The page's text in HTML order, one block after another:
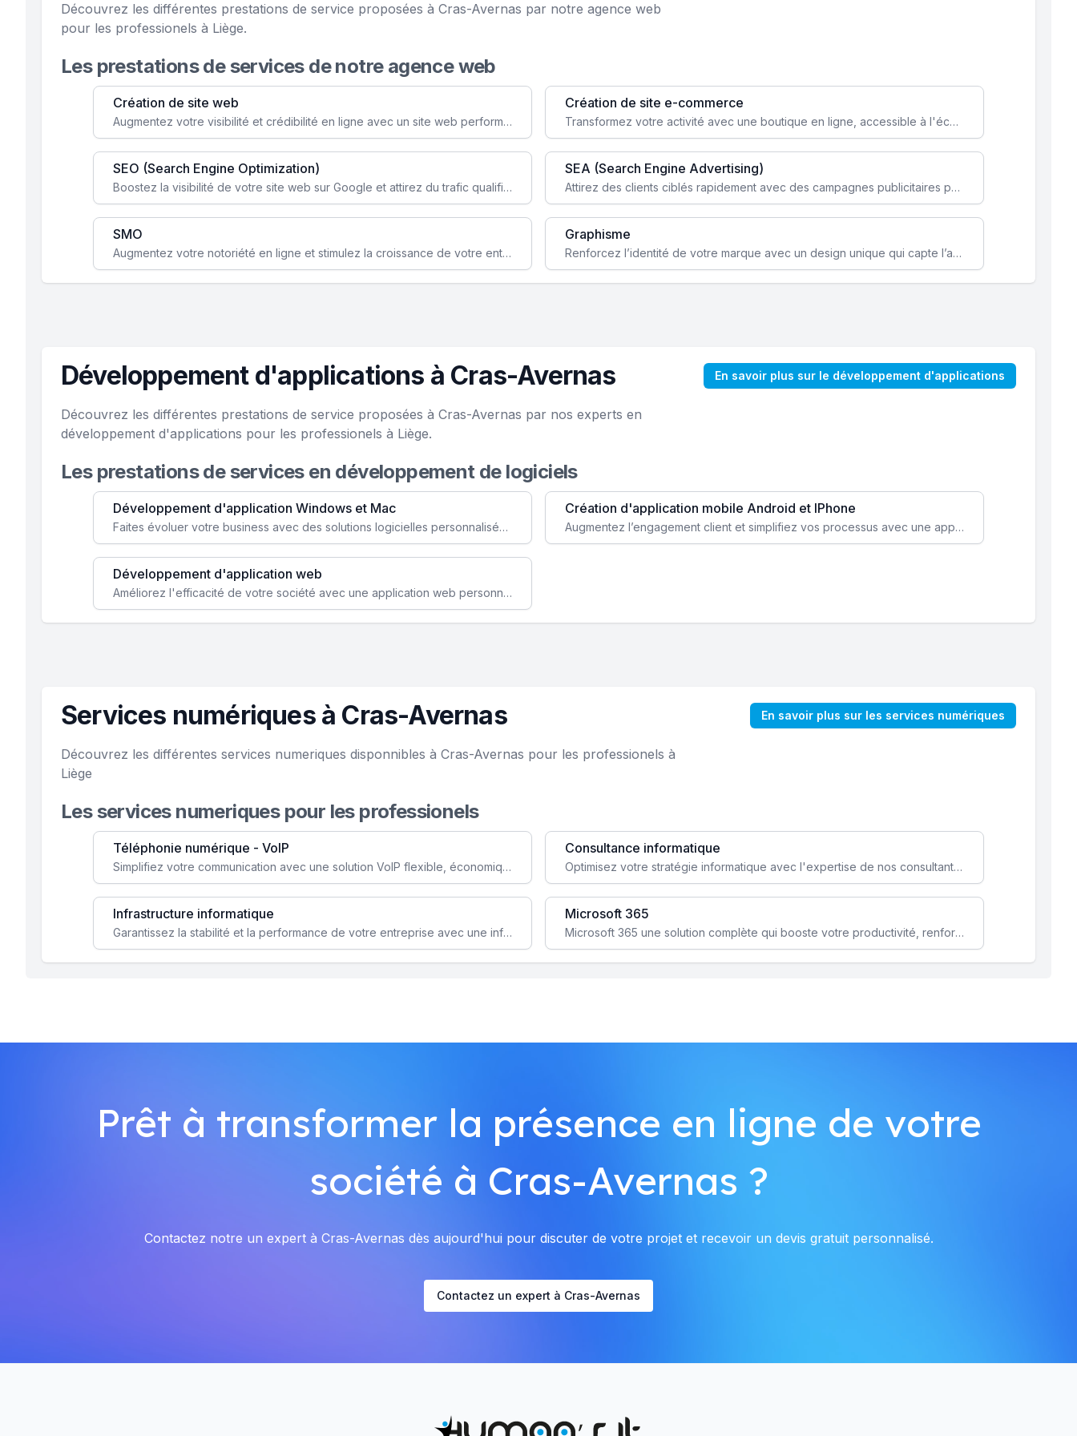
Découvrez les différentes prestations de service proposées à Cras-Avernas par notre agence web
pour les professionels à Liège.
Les prestations de services de notre agence web
Création de site web
Augmentez votre visibilité et crédibilité en ligne avec un site web performant, conçu pour attirer plus de clients.
Création de site e-commerce
Transformez votre activité avec une boutique en ligne, accessible à l'échelle mondiale 24/7.
SEO (Search Engine Optimization)
Boostez la visibilité de votre site web sur Google et attirez du trafic qualifié grâce à nos stratégies SEO.
SEA (Search Engine Advertising)
Attirez des clients ciblés rapidement avec des campagnes publicitaires payantes optimisées pour vos objectifs.
SMO
Augmentez votre notoriété en ligne et stimulez la croissance de votre entreprise grâce à une stratégie sociale sur mesure.
Graphisme
Renforcez l’identité de votre marque avec un design unique qui capte l’attention et engage vos clients.
Développement d'applications à Cras-Avernas En savoir plus sur le développement d'applications
Découvrez les différentes prestations de service proposées à Cras-Avernas par nos experts en
développement d'applications pour les professionels à Liège.
Les prestations de services en développement de logiciels
Développement d'application Windows et Mac
Faites évoluer votre business avec des solutions logicielles personnalisées, parfaitement adaptées à vos besoins spécifiques.
Création d'application mobile Android et IPhone
Augmentez l’engagement client et simplifiez vos processus avec une application mobile sur mesure, disponible sur iOS et Android.
Développement d'application web
Améliorez l'efficacité de votre société avec une application web personnalisée accessible partout et tout le temps.
Services numériques à Cras-Avernas En savoir plus sur les services numériques
Découvrez les différentes services numeriques disponnibles à Cras-Avernas pour les professionels à
Liège
Les services numeriques pour les professionels
Téléphonie numérique - VoIP
Simplifiez votre communication avec une solution VoIP flexible, économique et adaptée à vos besoins professionnels.
Consultance informatique
Optimisez votre stratégie informatique avec l'expertise de nos consultants pour améliorer votre efficacité et sécurité.
Infrastructure informatique
Garantissez la stabilité et la performance de votre entreprise avec une infrastructure IT sécurisée et évolutive.
Microsoft 365
Microsoft 365 une solution complète qui booste votre productivité, renforce la sécurité de vos données et facilite la collaboration.
Prêt à transformer la présence en ligne de votre
société à Cras-Avernas ?
Contactez notre un expert à Cras-Avernas dès aujourd'hui pour discuter de votre projet et recevoir un devis gratuit personnalisé.
Contactez un expert à Cras-Avernas